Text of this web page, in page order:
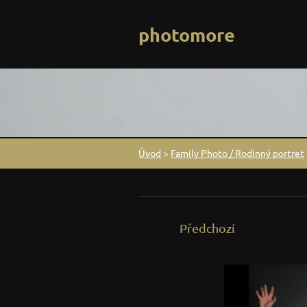
photomore
Úvod > Family Photo / Rodinný portret
Předchozí